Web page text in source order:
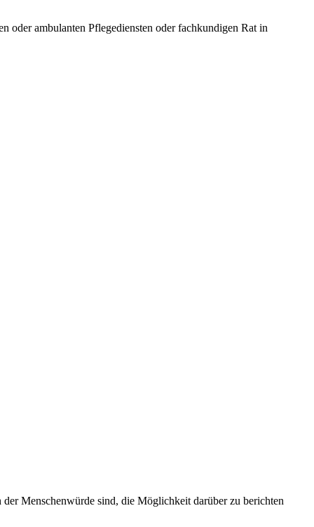
oder ambulanten Pflegediensten oder fachkundigen Rat in
Menschenwürde sind, die Möglichkeit darüber zu berichten